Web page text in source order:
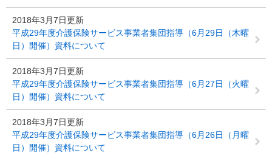
2018年3月7日更新
平成29年度介護保険サービス事業者集団指導（6月29日（木曜
日）開催）資料について
2018年3月7日更新
平成29年度介護保険サービス事業者集団指導（6月27日（火曜
日）開催）資料について
2018年3月7日更新
平成29年度介護保険サービス事業者集団指導（6月26日（月曜
日）開催）資料について